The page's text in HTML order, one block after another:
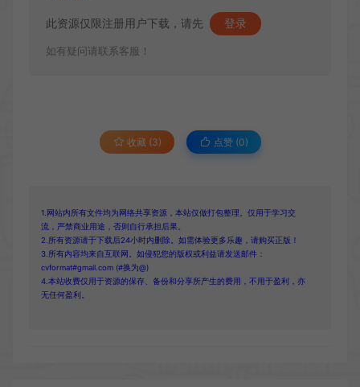
此资源仅限注册用户下载，请先 登录
如有疑问请联系客服！
收藏 (3) 点赞 (0)
1.网站内所有文件均为网络共享资源，本站仅做打包整理。仅用于学习交
流，严禁商业用途，否则自行承担后果。
2.所有资源请于下载后24小时内删除。如需体验更多乐趣，请购买正版！
3.所有内容均来自互联网。如侵犯您的版权或利益请发送邮件：
cvformat#gmail.com (#换为@)
4.本站收费仅用于资源的保存、备份和分享所产生的费用，不用于盈利，亦
无任何盈利。